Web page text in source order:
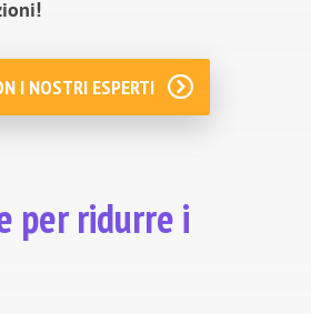
I NOSTRI ESPERTI
per ridurre i